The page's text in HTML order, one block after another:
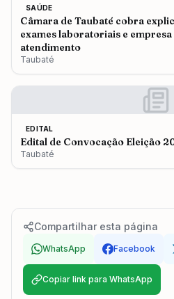
SAÚDE
Câmara de Taubaté cobra
exames laboratoriais e
atendimento
Taubaté
EDITAL
Edital de Convocação Eleição
Taubaté
Compartilhar esta página
WhatsApp Facebook
Copiar link para WhatsApp